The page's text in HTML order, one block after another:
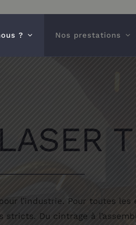
? Nos prestations
l’industrie. Pour toutes
Du cintrage à